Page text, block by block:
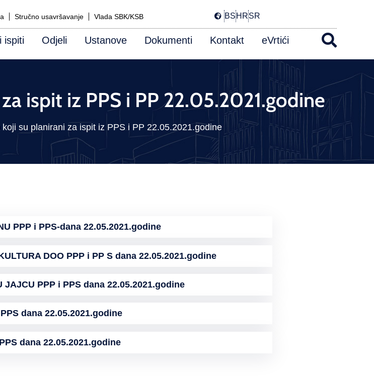
Stručno usavršavanje Vlada SBK/KSB BSHRSR
ispiti Odjeli Ustanove Dokumenti Kontakt eVrtići
ispit iz PPS i PP 22.05.2021.godine
su planirani za ispit iz PPS i PP 22.05.2021.godine
PPP i PPS-dana 22.05.2021.godine
DOO PPP i PP S dana 22.05.2021.godine
PPP i PPS dana 22.05.2021.godine
dana 22.05.2021.godine
dana 22.05.2021.godine